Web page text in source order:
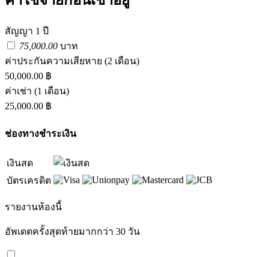
สัญญา 1 ปี
75,000.00 บาท
ค่าประกันความเสียหาย (2 เดือน)
50,000.00 ฿
ค่าเช่า (1 เดือน)
25,000.00 ฿
ช่องทางชำระเงิน
เงินสด
บัตรเครดิต
รายงานห้องนี้
อัพเดตครั้งสุดท้ายมากกว่า 30 วัน